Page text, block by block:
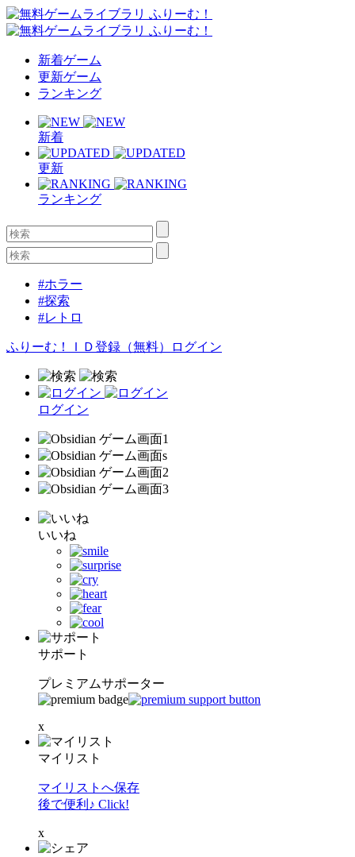
新着ゲーム
更新ゲーム
ランキング
新着
更新
ランキング
#ホラー
#探索
#レトロ
ふりーむ！ＩＤ登録（無料） ログイン
ログイン
いいね
サポート
プレミアムサポーター
x
マイリスト
マイリストへ保存
後で便利♪ Click!
x